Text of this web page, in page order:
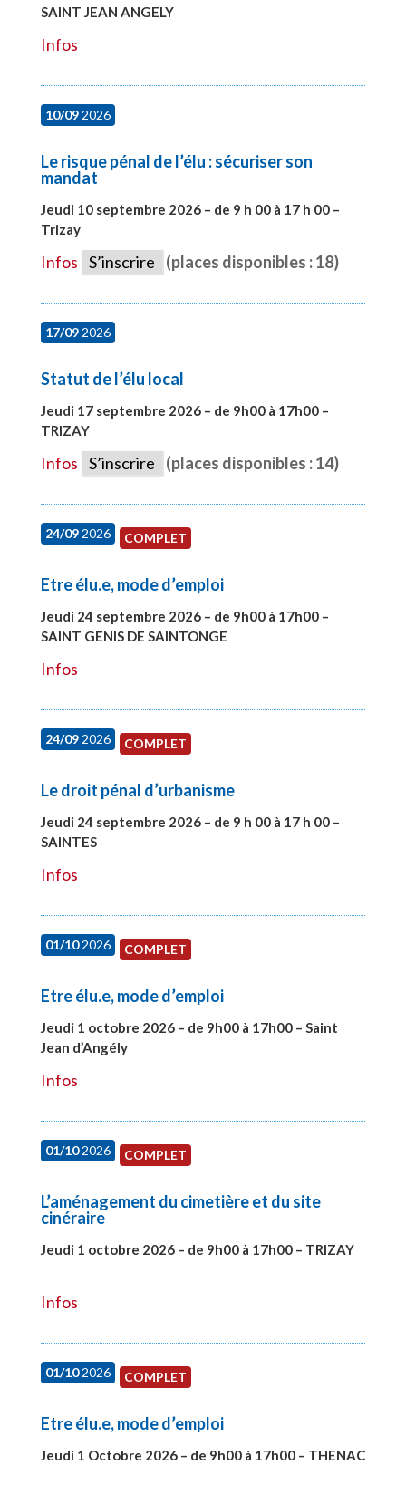
SAINT JEAN ANGELY
Infos
10/092026
Le risque pénal de l’élu : sécuriser son
mandat
Jeudi 10 septembre 2026 – de 9 h 00 à 17 h 00 –
Trizay
Infos S’inscrire (places disponibles : 18)
17/092026
Statut de l’élu local
Jeudi 17 septembre 2026 – de 9h00 à 17h00 –
TRIZAY
Infos S’inscrire (places disponibles : 14)
24/092026 COMPLET
Etre élu.e, mode d’emploi
Jeudi 24 septembre 2026 – de 9h00 à 17h00 –
SAINT GENIS DE SAINTONGE
Infos
24/092026 COMPLET
Le droit pénal d’urbanisme
Jeudi 24 septembre 2026 – de 9 h 00 à 17 h 00 –
SAINTES
Infos
01/102026 COMPLET
Etre élu.e, mode d’emploi
Jeudi 1 octobre 2026 – de 9h00 à 17h00 – Saint
Jean d’Angély
Infos
01/102026 COMPLET
L’aménagement du cimetière et du site
cinéraire
Jeudi 1 octobre 2026 – de 9h00 à 17h00 – TRIZAY
Infos
01/102026 COMPLET
Etre élu.e, mode d’emploi
Jeudi 1 Octobre 2026 – de 9h00 à 17h00 – THENAC